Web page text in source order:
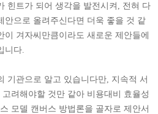
힌트가 되어 생각을 발전시켜, 전혀 다
안으로 올려주신다면 더욱 좋을 것 같
이 겨자씨만큼이라도 새로운 제안들에
니다.
관으로 알고 있습니다만, 지속적 서
려해야할 것만 같아 비용대비 효율성
모델 캔버스 방법론을 골자로 제안서